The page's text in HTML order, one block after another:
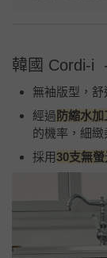
韓國 Cordi-i
無袖版型，舒
經過 防縮水加
的機率，細緻
採用30支無